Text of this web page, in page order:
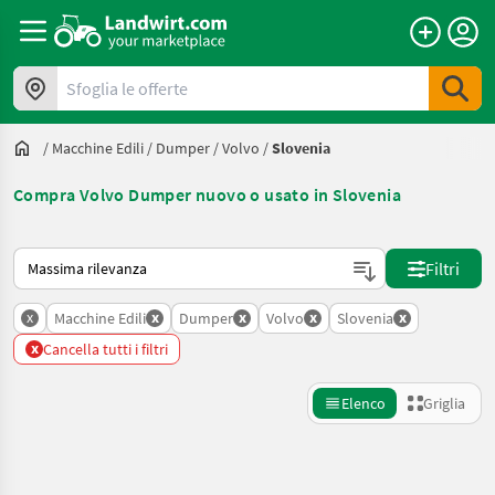
Sfoglia le offerte
/ Macchine Edili / Dumper /Volvo /Slovenia
Compra Volvo Dumper nuovo o usato in Slovenia
Ecco come viene ordinato su Landwirt.com
Filtri
x Macchine Edili x Dumper x Volvo x Slovenia x
x Cancella tutti i filtri
Elenco Griglia